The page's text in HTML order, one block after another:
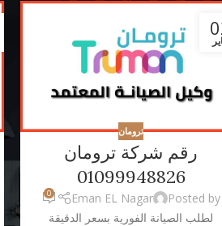
ترومان
رقم شركة ترومان
01099948826
Posted by
Eman EL Nagar
0
لطلب الصيانة الفورية بسعر الدقيقة